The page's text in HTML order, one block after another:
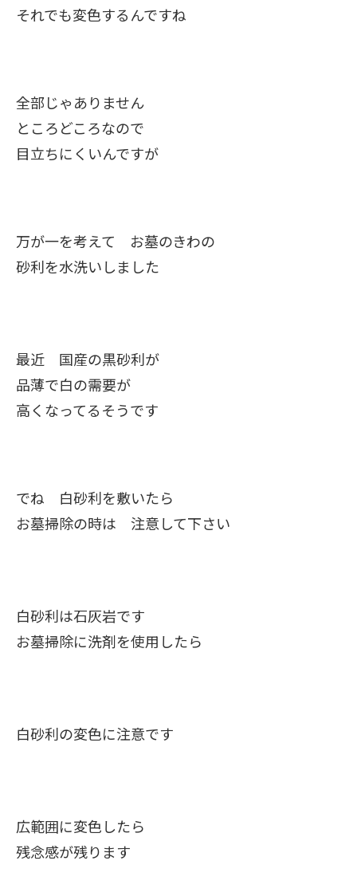
それでも変色するんですね
全部じゃありません
ところどころなので
目立ちにくいんですが
万が一を考えて お墓のきわの
砂利を水洗いしました
最近 国産の黒砂利が
品薄で白の需要が
高くなってるそうです
でね 白砂利を敷いたら
お墓掃除の時は 注意して下さい
白砂利は石灰岩です
お墓掃除に洗剤を使用したら
白砂利の変色に注意です
広範囲に変色したら
残念感が残ります